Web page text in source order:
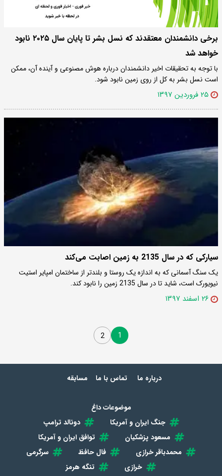
برخی دانشمندان معتقدند که نسل بشر تا پایان سال ۲۰۲۵ نابود
خواهد شد
با توجه به تحقیقات اخیر دانشمندان درباره هوش مصنوعی و آینده آن، ممکن
است نسل بشر به کل از روی زمین نابود شود.
۲۵ فروردین ۱۳۹۷
سیارکی که در سال 2135 به زمین اصابت می‌کند
یک سنگ آسمانی که به اندازه یک روستا و بلندتر از ساختمان امپایر استیت
نیویورک است، شاید تا در سال 2135 زمین را نابود کند.
۲۶ اسفند ۱۳۹۷
1
2
درباره ما تماس با ما مسابقه
موضوعات داغ
جنگ ایران و آمریکا
دونالد ترامپ
مسعود پزشکیان
توافق ایران و آمریکا
محمدباقر خرازی
فال حافظ
سرگرمی
خرازی
تنگه هرمز